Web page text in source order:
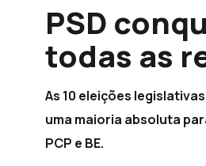
PSD
todas as
As 10 eleições
uma maioria absoluta
PCP e BE.